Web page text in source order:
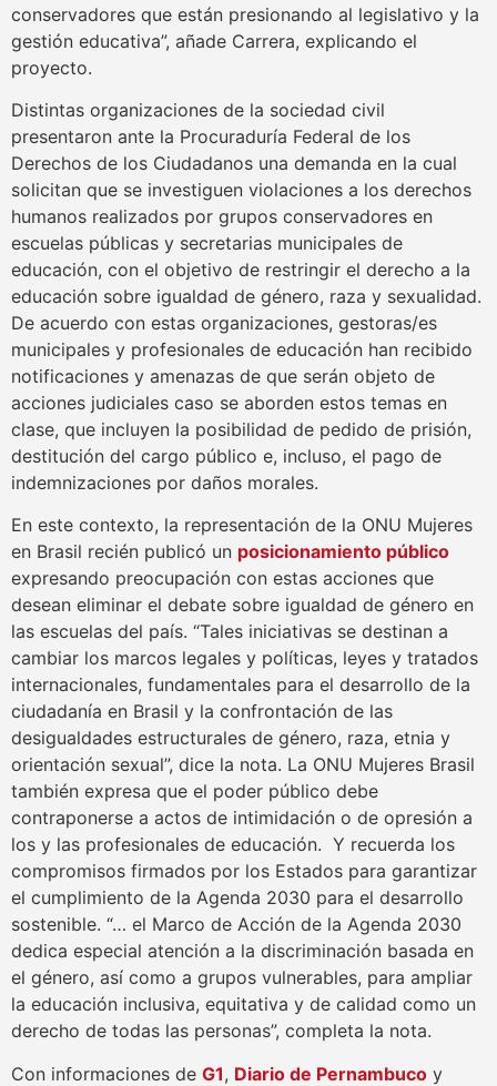
conservadores que están presionando al legislativo y la
gestión educativa”, añade Carrera, explicando el
proyecto.
Distintas organizaciones de la sociedad civil
presentaron ante la Procuraduría Federal de los
Derechos de los Ciudadanos una demanda en la cual
solicitan que se investiguen violaciones a los derechos
humanos realizados por grupos conservadores en
escuelas públicas y secretarias municipales de
educación, con el objetivo de restringir el derecho a la
educación sobre igualdad de género, raza y sexualidad.
De acuerdo con estas organizaciones, gestoras/es
municipales y profesionales de educación han recibido
notificaciones y amenazas de que serán objeto de
acciones judiciales caso se aborden estos temas en
clase, que incluyen la posibilidad de pedido de prisión,
destitución del cargo público e, incluso, el pago de
indemnizaciones por daños morales.
En este contexto, la representación de la ONU Mujeres
en Brasil recién publicó un posicionamiento público
expresando preocupación con estas acciones que
desean eliminar el debate sobre igualdad de género en
las escuelas del país. “Tales iniciativas se destinan a
cambiar los marcos legales y políticas, leyes y tratados
internacionales, fundamentales para el desarrollo de la
ciudadanía en Brasil y la confrontación de las
desigualdades estructurales de género, raza, etnia y
orientación sexual”, dice la nota. La ONU Mujeres Brasil
también expresa que el poder público debe
contraponerse a actos de intimidación o de opresión a
los y las profesionales de educación. Y recuerda los
compromisos firmados por los Estados para garantizar
el cumplimiento de la Agenda 2030 para el desarrollo
sostenible. “… el Marco de Acción de la Agenda 2030
dedica especial atención a la discriminación basada en
el género, así como a grupos vulnerables, para ampliar
la educación inclusiva, equitativa y de calidad como un
derecho de todas las personas”, completa la nota.
Con informaciones de G1, Diario de Pernambuco y